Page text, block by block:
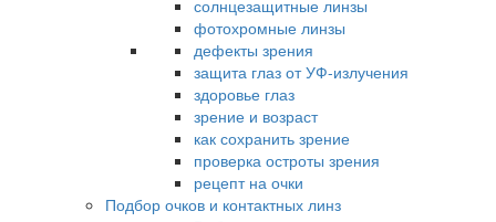
солнцезащитные линзы
фотохромные линзы
дефекты зрения
защита глаз от УФ-излучения
здоровье глаз
зрение и возраст
как сохранить зрение
проверка остроты зрения
рецепт на очки
Подбор очков и контактных линз